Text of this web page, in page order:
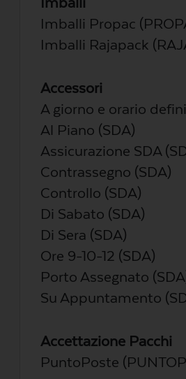
Imballi Propac
Imballi Rajapack
Accessori
A giorno e orario
Al Piano (SDA)
Assicurazione SDA
Contrassegno (SDA)
Controllo (SDA)
Di Sabato (SDA)
Di Sera (SDA)
Ore 9-10-12 (SDA)
Porto Assegnato
Su Appuntamento
Accettazione Pacchi
PuntoPoste